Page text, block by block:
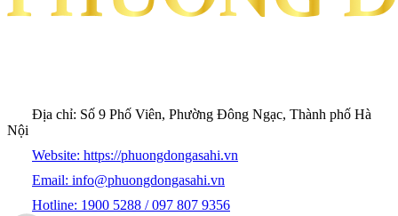
Địa chỉ: Số 9 Phố Viên, Phường Đông Ngạc, Thành phố Hà
Nội
Website: https://phuongdongasahi.vn
Email: info@phuongdongasahi.vn
Hotline: 1900 5288 / 097 807 9356